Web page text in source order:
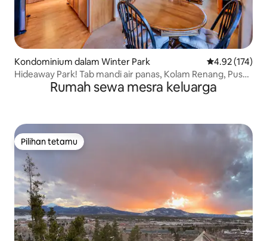
Kondominium dalam Winter Park Penarafan
4.92 (174)
Hideaway Park! Tab mandi air panas, Kolam Renang, Pusat
Kecergasan & Tempat Letak Kereta Percuma
Rumah sewa mesra keluarga
Pilihan tetamu
Pilihan tetamu